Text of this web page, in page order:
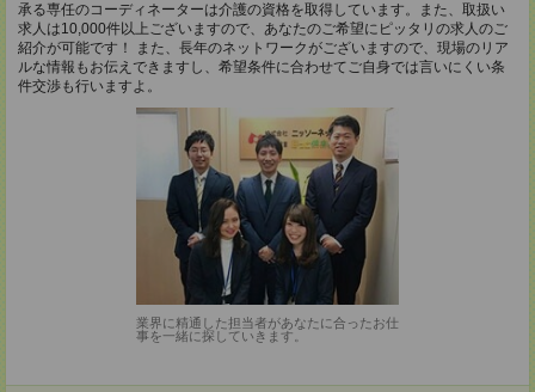
承る専任のコーディネーターは介護の資格を取得しています。また、取扱い
求人は10,000件以上ございますので、あなたのご希望にピッタリの求人のご
紹介が可能です！ また、長年のネットワークがございますので、現場のリア
ルな情報もお伝えできますし、希望条件に合わせてご自身では言いにくい条
件交渉も行いますよ。
業界に精通した担当者があなたに合ったお仕
事を一緒に探していきます。